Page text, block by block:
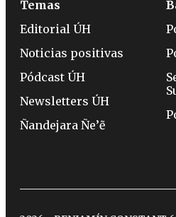
Temas
Editorial ÚH
Noticias positivas
Pódcast ÚH
Newsletters ÚH
Ñandejara Ñe’ẽ